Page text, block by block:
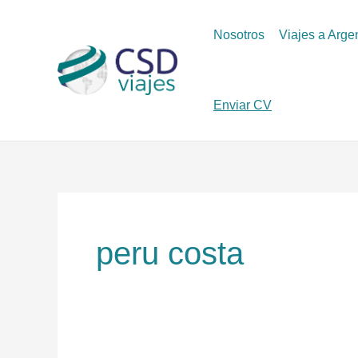
Nosotros Viajes a
Enviar CV
peru costa